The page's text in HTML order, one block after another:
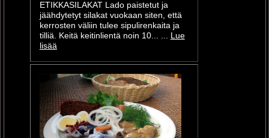
ETIKKASILAKAT Lado paistetut ja
jäähdytetyt silakat vuokaan siten, että
kerrosten väliin tulee sipulirenkaita ja
tilliä. Keitä keitinlientä noin 10... ... Lue
lisää